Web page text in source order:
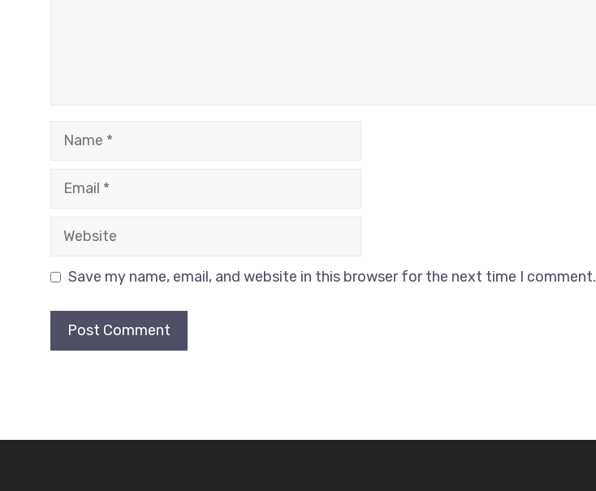
Name
Email
Website
Save my name, email, and website in this browser for the next time I comment.